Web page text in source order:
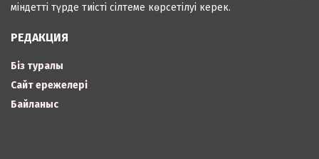
міндетті түрде тиісті сілтеме көрсетілуі керек.
РЕДАКЦИЯ
Біз туралы
Сайт ережелері
Байланыс